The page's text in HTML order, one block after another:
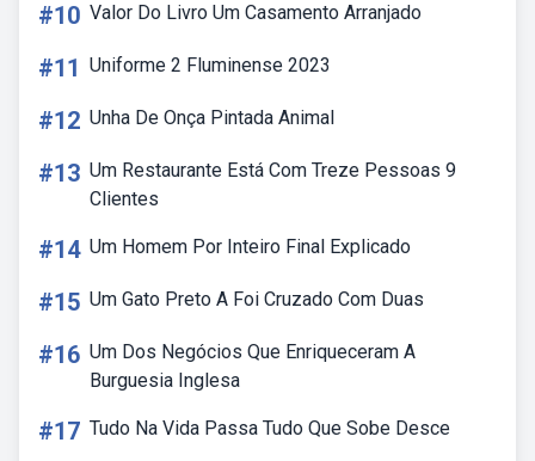
#10 Valor Do Livro Um Casamento Arranjado
#11 Uniforme 2 Fluminense 2023
#12 Unha De Onça Pintada Animal
#13 Um Restaurante Está Com Treze Pessoas 9
Clientes
#14 Um Homem Por Inteiro Final Explicado
#15 Um Gato Preto A Foi Cruzado Com Duas
#16 Um Dos Negócios Que Enriqueceram A
Burguesia Inglesa
#17 Tudo Na Vida Passa Tudo Que Sobe Desce